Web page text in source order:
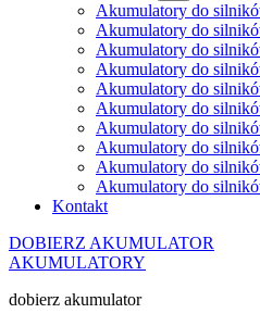
Akumulatory do
Akumulatory do
Akumulatory do
Akumulatory do
Akumulatory do
Akumulatory do
Akumulatory do
Akumulatory do
Akumulatory do
Akumulatory do
Kontakt
DOBIERZ AKUMULATOR
AKUMULATORY
dobierz akumulator